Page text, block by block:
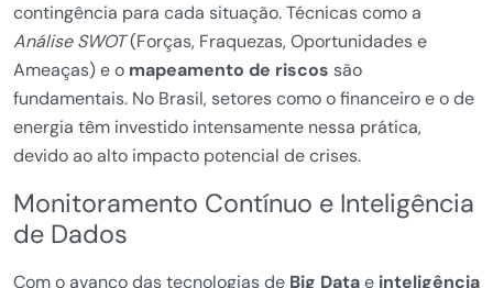
contingência para cada situação. Técnicas como a
Análise SWOT(Forças, Fraquezas, Oportunidades e
Ameaças) e o mapeamento de riscos são
fundamentais. No Brasil, setores como o financeiro e o de
energia têm investido intensamente nessa prática,
devido ao alto impacto potencial de crises.
Monitoramento Contínuo e Inteligência
de Dados
Com o avanço das tecnologias de Big Datae inteligência